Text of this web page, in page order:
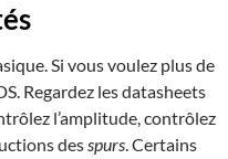
Si vous voulez plus de
Regardez les datasheets
l’amplitude, contrôlez
desspurs. Certains